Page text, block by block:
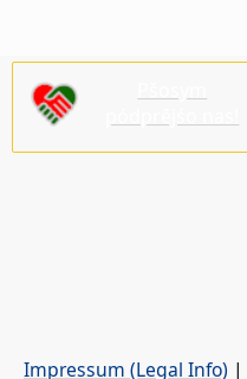
Impressum (Legal Info) |